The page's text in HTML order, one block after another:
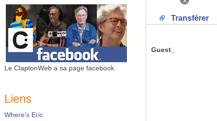
Le ClaptonWeb a sa page facebook
Liens
Where's Eric
Transférer
Guest_